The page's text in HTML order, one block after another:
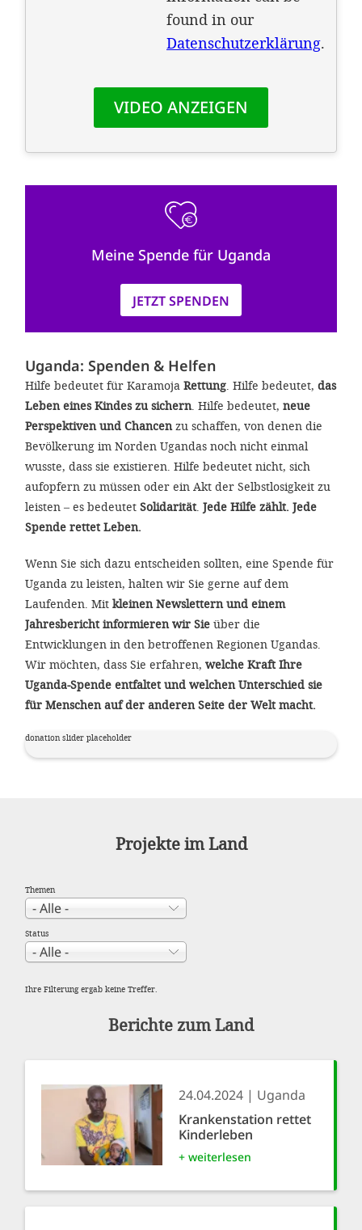
Meine Spende für Uganda
JETZT SPENDEN
Uganda: Spenden & Helfen
Hilfe bedeutet für Karamoja Rettung . Hilfe bedeutet, das
Leben eines Kindes zu sichern . Hilfe bedeutet, neue
Perspektiven und Chancen zu schaffen, von denen die
Bevölkerung im Norden Ugandas noch nicht einmal
wusste, dass sie existieren. Hilfe bedeutet nicht, sich
aufopfern zu müssen oder ein Akt der Selbstlosigkeit zu
leisten – es bedeutet Solidarität Jede Hilfe zählt. Jede
Spende rettet Leben.
Wenn Sie sich dazu entscheiden sollten, eine Spende für
Uganda zu leisten, halten wir Sie gerne auf dem
Laufenden. Mit kleinen Newslettern und einem
Jahresbericht informieren wir Sie über die
Entwicklungen in den betroffenen Regionen Ugandas.
Wir möchten, dass Sie erfahren, welche Kraft Ihre
Uganda-Spende entfaltet und welchen Unterschied sie
für Menschen auf der anderen Seite der Welt macht.
donation slider placeholder
Projekte im Land
Themen
Status
Ihre Filterung ergab keine Treffer.
Berichte zum Land
24.04.2024
Uganda
Krankenstation rettet
Kinderleben
+ weiterlesen